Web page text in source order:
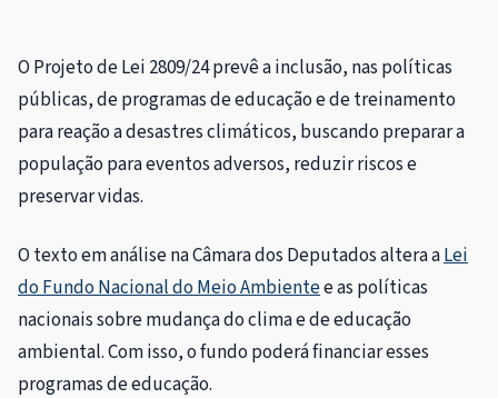
O Projeto de Lei 2809/24 prevê a inclusão, nas políticas
públicas, de programas de educação e de treinamento
para reação a desastres climáticos, buscando preparar a
população para eventos adversos, reduzir riscos e
preservar vidas.
O texto em análise na Câmara dos Deputados altera aLei
do Fundo Nacional do Meio Ambientee as políticas
nacionais sobre mudança do clima e de educação
ambiental. Com isso, o fundo poderá financiar esses
programas de educação.